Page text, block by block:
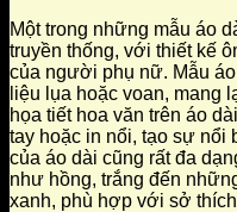
Một trong những mẫu áo
truyền thống, với thiết kế
của người phụ nữ. Mẫu
liệu lụa hoặc voan, mang
họa tiết hoa văn trên áo
tay hoặc in nổi, tạo sự nổi
của áo dài cũng rất đa
như hồng, trắng đến
xanh, phù hợp với sở